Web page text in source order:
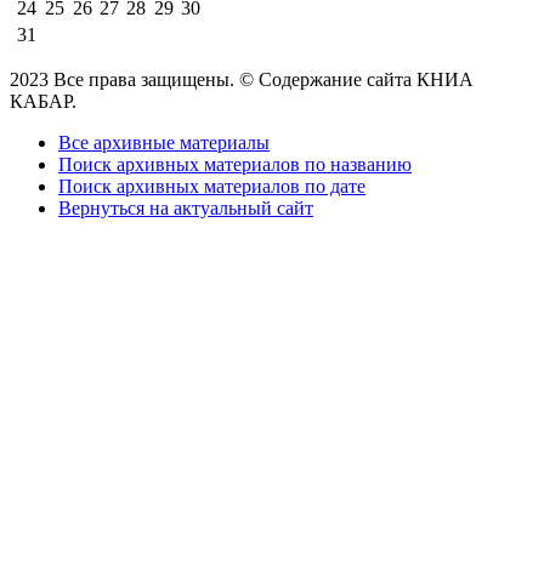
24 25 26 27 28 29 30
31
2023 Все права защищены. © Содержание сайта КНИА
КАБАР.
Все архивные материалы
Поиск архивных материалов по названию
Поиск архивных материалов по дате
Вернуться на актуальный сайт